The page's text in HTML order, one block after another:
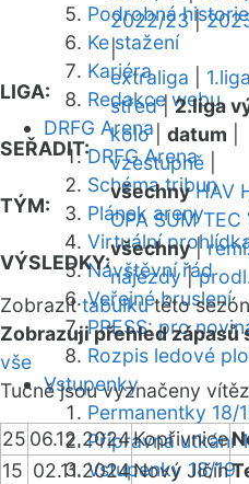
Podrobná historie
Ke stažení
Kariéra
Redakce webu
DRFG Arena
DRFG Arena
Schéma tribun
Plánek areny
Virtuální
Návštěvní řád
Veřejné bruslení
PRESS: pro
Rozpis ledové
Vstupenky
Permanentky 18/
Přípravná utkání
Vstupenky 18/19
2022/23|
|
LIGA:
extraliga 1.liga
střed|2.liga
SEŘADIT:
kolo| datum
vzestupně
TÝM:
všechny HAV
OPA SUM TEC
VÝSLEDKY:
všechny|
nájezdy|
Zobrazittabulkutéto
Zobrazuji přehled zápasů
vše
Tučně jsou vyznačeny
25 06.12.2024Kopřivnice
15 02.11.2024Nový Jičín